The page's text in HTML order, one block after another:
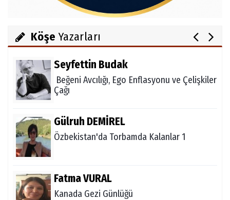
Köşe Yazarları
Salih OKKALI
Seyfettin Budak
Beğeni Avcılığı, Ego Enflasyonu ve Çelişkiler
Çağı
Gülruh DEMİREL
Özbekistan'da Torbamda Kalanlar 1
Fatma VURAL
Kanada Gezi Günlüğü